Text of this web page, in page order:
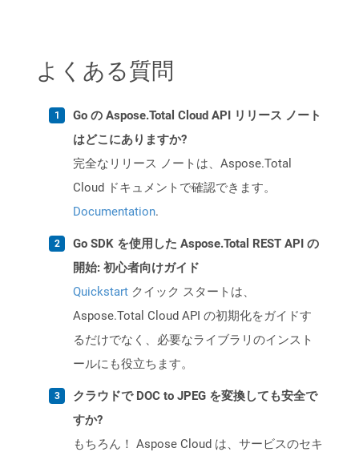
よくある質問
Go の Aspose.Total Cloud API リリース ノート
はどこにありますか?
完全なリリース ノートは、Aspose.Total
Cloud ドキュメントで確認できます。
Documentation.
Go SDK を使用した Aspose.Total REST API の
開始: 初心者向けガイド
Quickstart クイック スタートは、
Aspose.Total Cloud API の初期化をガイドす
るだけでなく、必要なライブラリのインスト
ールにも役立ちます。
クラウドで DOC to JPEG を変換しても安全で
すか?
もちろん！ Aspose Cloud は、サービスのセキ